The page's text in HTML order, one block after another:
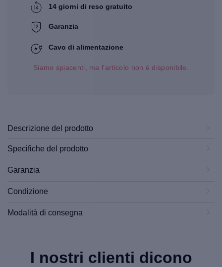
14 giorni di reso gratuito
Garanzia
Cavo di alimentazione
Siamo spiacenti, ma l'articolo non è disponibile.
Descrizione del prodotto
Specifiche del prodotto
Garanzia
Condizione
Modalità di consegna
I nostri clienti dicono